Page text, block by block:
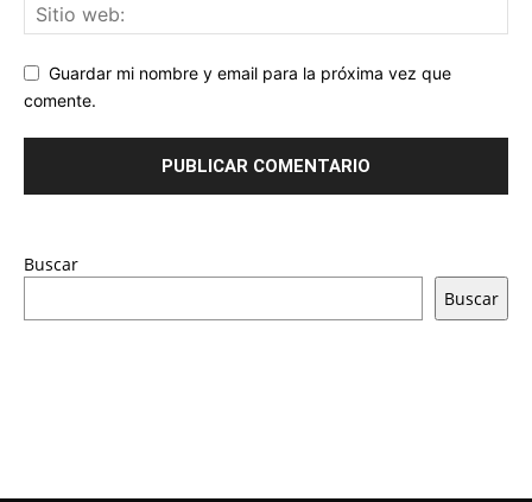
Guardar mi nombre y email para la próxima vez que
comente.
Buscar
Buscar